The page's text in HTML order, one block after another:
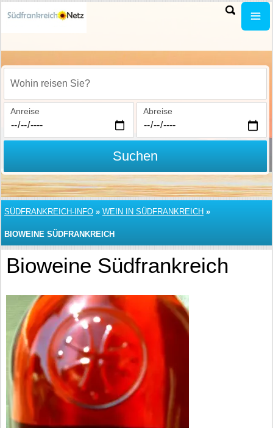
Wohin reisen Sie?
Anreise Abreise
Suchen
SÜDFRANKREICH-INFO » WEIN IN SÜDFRANKREICH »
BIOWEINE SÜDFRANKREICH
Bioweine Südfrankreich